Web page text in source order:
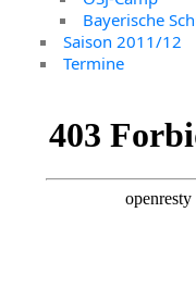
Bayerische
Saison 2011/12
Termine